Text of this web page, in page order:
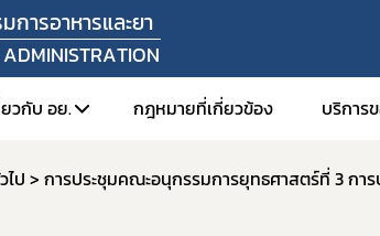
ารอาหารและยา
ยวกับ อย. กฎหมายที่เกี่ยวข้อง บริการ
ไป